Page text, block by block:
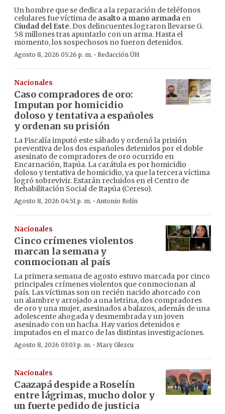
Un hombre que se dedica a la reparación de teléfonos
celulares fue víctima de asalto a mano armada en
Ciudad del Este. Dos delincuentes lograron llevarse G.
58 millones tras apuntarlo con un arma. Hasta el
momento, los sospechosos no fueron detenidos.
Agosto 8, 2026 05:26 p. m. · Redacción ÚH
Nacionales
Caso compradores de oro:
Imputan por homicidio
doloso y tentativa a españoles
y ordenan su prisión
La Fiscalía imputó este sábado y ordenó la prisión
preventiva de los dos españoles detenidos por el doble
asesinato de compradores de oro ocurrido en
Encarnación, Itapúa. La carátula es por homicidio
doloso y tentativa de homicidio, ya que la tercera víctima
logró sobrevivir. Estarán recluidos en el Centro de
Rehabilitación Social de Itapúa (Cereso).
Agosto 8, 2026 04:51 p. m. · Antonio Rolín
Nacionales
Cinco crímenes violentos
marcan la semana y
conmocionan al país
La primera semana de agosto estuvo marcada por cinco
principales crímenes violentos que conmocionan al
país. Las víctimas son un recién nacido ahorcado con
un alambre y arrojado a una letrina, dos compradores
de oro y una mujer, asesinados a balazos, además de una
adolescente ahogada y desmembrada y un joven
asesinado con un hacha. Hay varios detenidos e
imputados en el marco de las distintas investigaciones.
Agosto 8, 2026 03:03 p. m. · Mary Glezcu
Nacionales
Caazapá despide a Roselín
entre lágrimas, mucho dolor y
un fuerte pedido de justicia